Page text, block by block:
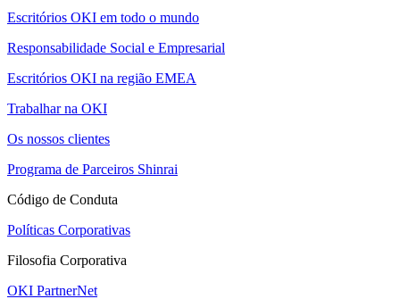
Escritórios OKI em todo o mundo
Responsabilidade Social e Empresarial
Escritórios OKI na região EMEA
Trabalhar na OKI
Os nossos clientes
Programa de Parceiros Shinrai
Código de Conduta
Políticas Corporativas
Filosofia Corporativa
OKI PartnerNet